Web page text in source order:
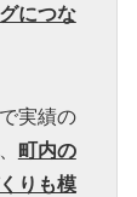
につな
実績の
町内の
りも模